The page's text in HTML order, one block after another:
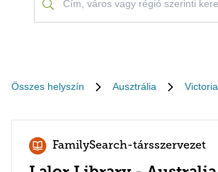
Összes helyszín Ausztrália Victoria
FamilySearch-társszervezet